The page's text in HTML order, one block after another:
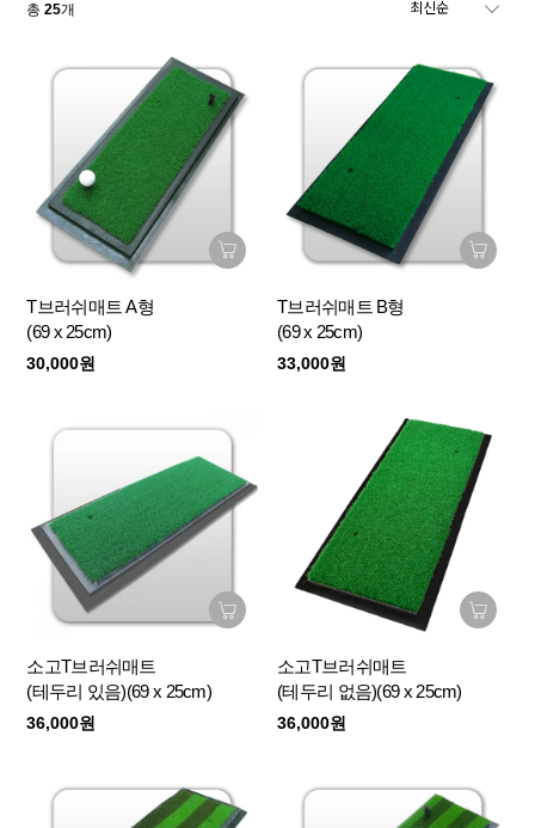
총25개
T브러쉬매트 A형
(69 x 25cm)
30,000원
T브러쉬매트 B형
(69 x 25cm)
33,000원
소고T브러쉬매트
(테두리 있음)(69 x 25cm)
36,000원
소고T브러쉬매트
(테두리 없음)(69 x 25cm)
36,000원